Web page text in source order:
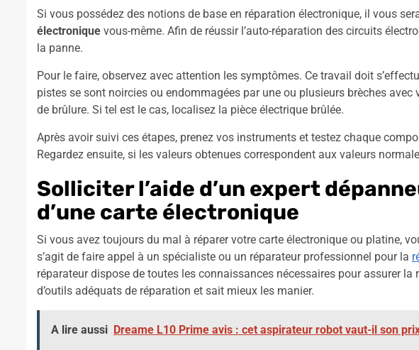
Si vous possédez des notions de base en réparation électronique, il vous
électronique vous-même. Afin de réussir l’auto-réparation des circuits
la panne.
Pour le faire, observez avec attention les symptômes. Ce travail doit
pistes se sont noircies ou endommagées par une ou plusieurs brèches avec
de brûlure. Si tel est le cas, localisez la pièce électrique brûlée.
Après avoir suivi ces étapes, prenez vos instruments et testez chaque
Regardez ensuite, si les valeurs obtenues correspondent aux valeurs
Solliciter l’aide d’un expert
d’une carte électronique
Si vous avez toujours du mal à réparer votre carte électronique ou platine,
s’agit de faire appel à un spécialiste ou un réparateur professionnel pour la
réparateur dispose de toutes les connaissances nécessaires pour assurer
d’outils adéquats de réparation et sait mieux les manier.
A lire aussi Dreame L10 Prime avis : cet aspirateur robot vaut-il son